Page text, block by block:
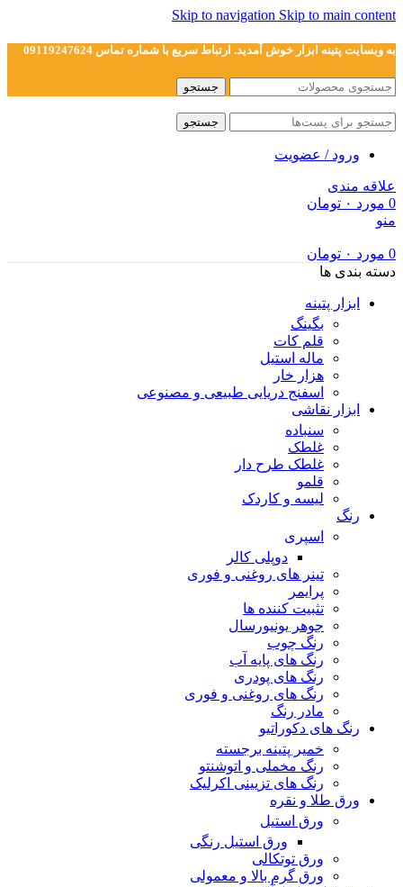
Skip to navigation Skip to main content
به وبسایت پتینه ابزار خوش آمدید. ارتباط سریع با شماره تماس 09119247624
جستجو
جستجو
ورود / عضویت
علاقه مندی
0 مورد ۰ تومان
منو
0 مورد ۰ تومان
دسته بندی ها
ابزار پتینه
بگینگ
قلم کات
ماله استیل
هزار خار
اسفنج دریایی طبیعی و مصنوعی
ابزار نقاشی
سنباده
غلطک
غلطک طرح دار
قلمو
لیسه و کاردک
رنگ
اسپری
دوپلی کالر
تینر های روغنی و فوری
پرایمر
تثبیت کننده ها
جوهر یونیورسال
رنگ چوب
رنگ‌ های پایه آب
رنگ های پودری
رنگ‌ های روغنی و فوری
مادر رنگ
رنگ های دکوراتیو
خمیر پتینه برجسته
رنگ مخملی و اتوشنتو
رنگ های تزیینی اکرلیک
ورق طلا و نقره
ورق استیل
ورق استیل رنگی
ورق توتکالی
ورق گرم بالا و معمولی